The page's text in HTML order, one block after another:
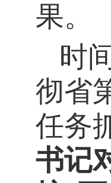
果。
时
彻省
任务
书记